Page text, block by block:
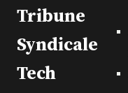
Tribune
Syndicale
Tech